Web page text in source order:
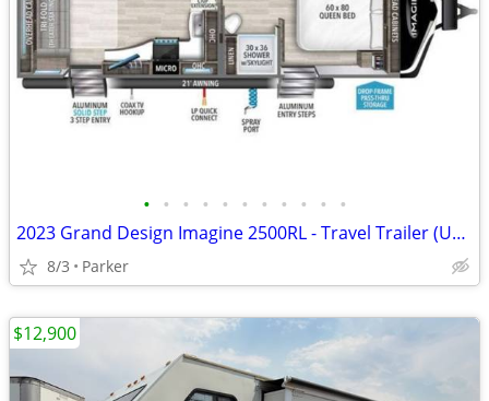
• • • • • • • • • • •
2023 Grand Design Imagine 2500RL - Travel Trailer (Used Once)
8/3 Parker
$12,900